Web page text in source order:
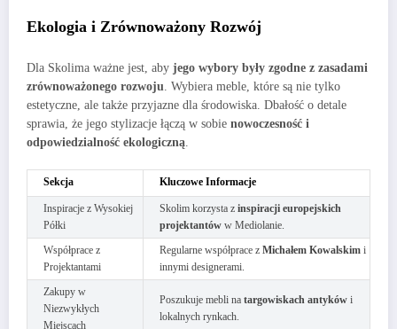
Ekologia i Zrównoważony Rozwój
Dla Skolima ważne jest, aby jego wybory były zgodne z zasadami
zrównoważonego rozwoju. Wybiera meble, które są nie tylko
estetyczne, ale także przyjazne dla środowiska. Dbałość o detale
sprawia, że jego stylizacje łączą w sobie nowoczesność i
odpowiedzialność ekologiczną.
Sekcja Kluczowe Informacje
Inspiracje z Wysokiej
Półki
Skolim korzysta z inspiracji europejskich
projektantów w Mediolanie.
Współprace z
Projektantami
Regularne współprace z Michałem Kowalskim i
innymi designerami.
Zakupy w
Niezwykłych
Miejscach
Poszukuje mebli na targowiskach antyków i
lokalnych rynkach.